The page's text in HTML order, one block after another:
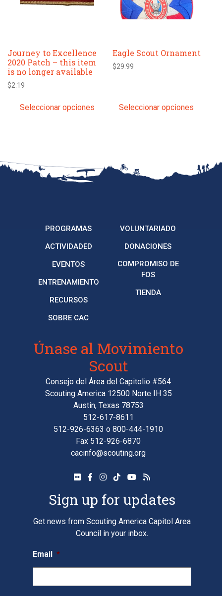
Journey to Excellence
2020 Patch – this item
is no longer available
$2.19
Seleccionar opciones
opciones
en
la
página
Eagle Scout Ornament
$29.99
Seleccionar opciones
opciones
se
en
PROGRAMAS
ACTIVIDADED
EVENTOS
ENTRENAMIENTO
RECURSOS
SOBRE CAC
VOLUNTARIADO
DONACIONES
COMPROMISO DE
FOS
TIENDA
Únase al Movimiento
Scout
Consejo del Área del Capitolio #564
Scouting America 12500 Norte IH 35
Austin, Texas 78753
512-617-8611
512-926-6363 o 800-444-1910
Fax 512-926-6870
cacinfo@scouting.org
Sign up for updates
Get news from Scouting America Capitol Area
Council in your inbox.
Email *